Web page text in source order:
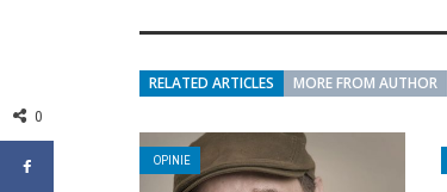
RELATED ARTICLES MORE FROM AUTHOR
OPINIE
0